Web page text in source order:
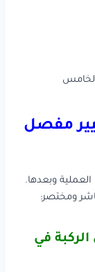
مفصل
وبعدها.
ومختصر:
في